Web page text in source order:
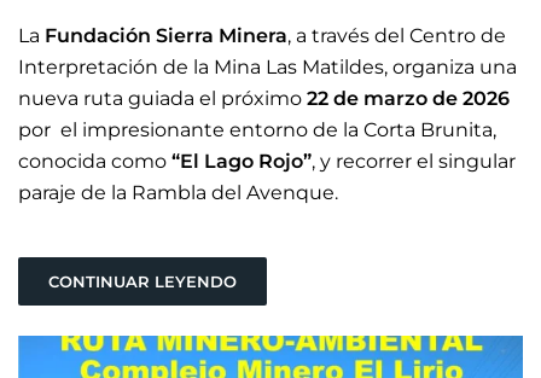
La Fundación Sierra Minera, a través del Centro de
Interpretación de la Mina Las Matildes, organiza una
nueva ruta guiada el próximo 22 de marzo de 2026
por el impresionante entorno de la Corta Brunita,
conocida como “El Lago Rojo”, y recorrer el singular
paraje de la Rambla del Avenque.
CONTINUAR LEYENDO